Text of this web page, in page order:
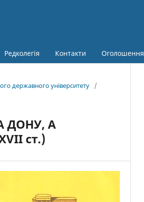
Редколегія Контакти Оголошення
державного університету
/
ДОНУ, А
ст.)